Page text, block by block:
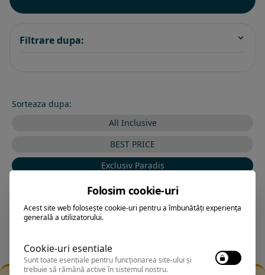
Filtrare dupa:
Sorteaza dupa:
All Inclusive
BEST PRICE
Exclusiv Paradis
Stele 1-5
Stele 5-1
Folosim cookie-uri
Acest site web folosește cookie-uri pentru a îmbunătăți experiența
generală a utilizatorului.
Cookie-uri esentiale
Sunt toate esențiale pentru funcționarea site-ului și
trebuie să rămână active în sistemul nostru.